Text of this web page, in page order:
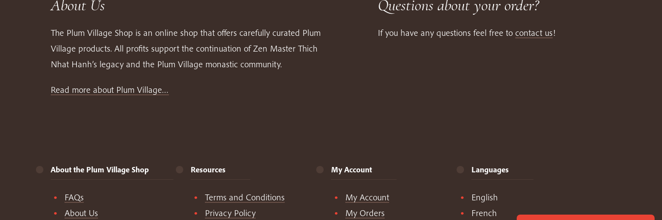
About Us
The Plum Village Shop is an online shop that offers carefully curated Plum
Village products. All profits support the continuation of Zen Master Thich
Nhat Hanh’s legacy and the Plum Village monastic community.
Read more about Plum Village…
Questions about your order?
If you have any questions feel free to contact us!
About the Plum Village Shop
FAQs
About Us
Resources
Terms and Conditions
Privacy Policy
My Account
My Account
My Orders
Languages
English
French